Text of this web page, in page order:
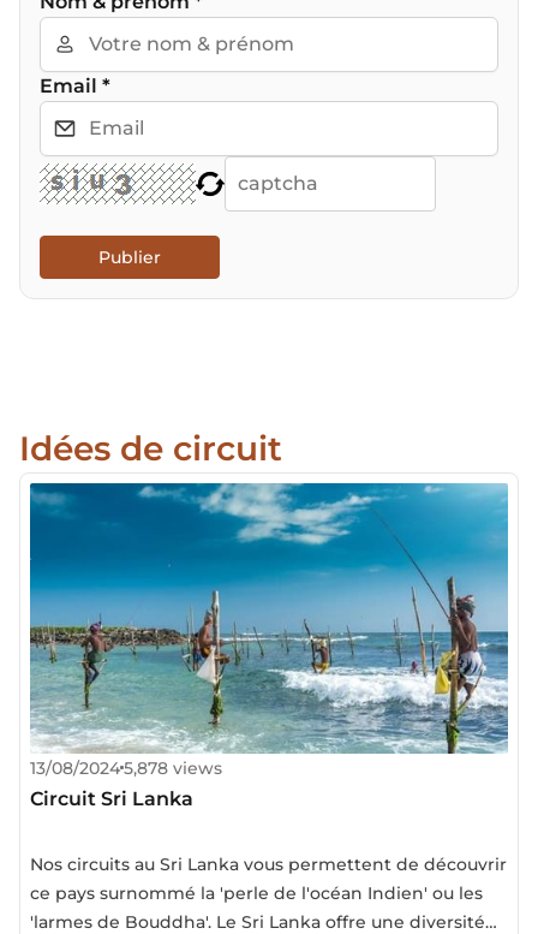
Email *
Publier
Idées de circuit
13/08/20245,878 views
Circuit Sri Lanka
Nos circuits au Sri Lanka vous permettent de découvrir
ce pays surnommé la 'perle de l'océan Indien' ou les
'larmes de Bouddha'. Le Sri Lanka offre une diversité